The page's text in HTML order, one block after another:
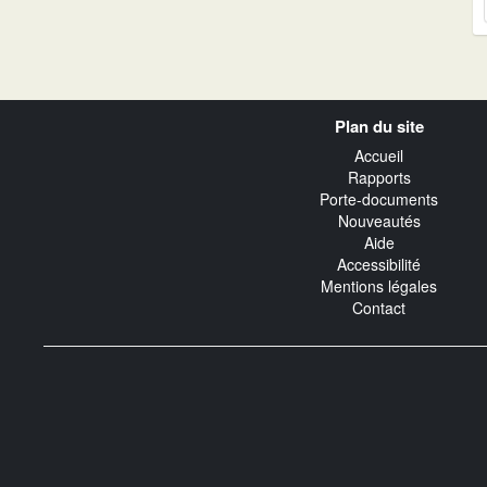
Plan du site
Accueil
Rapports
Porte-documents
Nouveautés
Aide
Accessibilité
Mentions légales
Contact